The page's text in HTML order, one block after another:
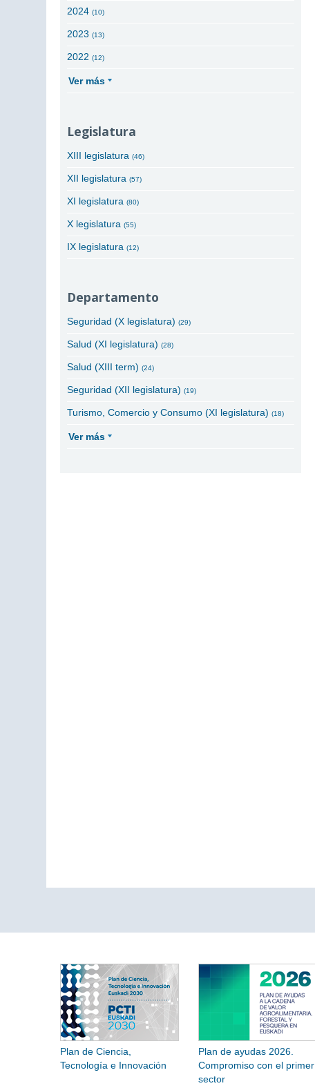
2024(10)
2023(13)
2022(12)
Ver más
Legislatura
XIII legislatura(46)
XII legislatura(57)
XI legislatura(80)
X legislatura(55)
IX legislatura(12)
Departamento
Seguridad (X legislatura)(29)
Salud (XI legislatura)(28)
Salud (XIII term)(24)
Seguridad (XII legislatura)(19)
Turismo, Comercio y Consumo (XI legislatura)(18)
Ver más
Plan de Ciencia,
Tecnología e Innovación
Plan de ayudas 2026.
Compromiso con el primer
sector